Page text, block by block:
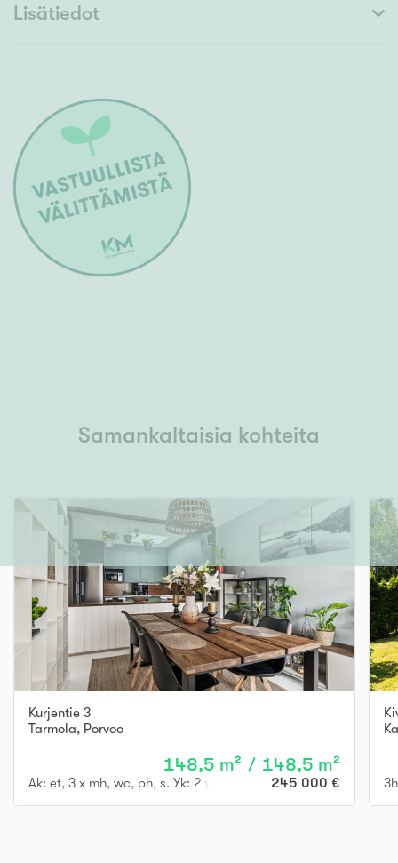
Lisätiedot
Samankaltaisia kohteita
Kurjentie 3
Tarmola, Porvoo
148,5 m² / 148,5 m²
Ak: et, 3 x mh, wc, ph, s. Yk: 2 x mh, oh, rt, k, kph, parv.
245 000 €